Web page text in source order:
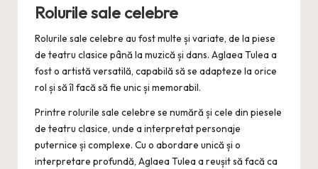
Rolurile sale celebre
Rolurile sale celebre au fost multe și variate, de la piese
de teatru clasice până la muzică și dans. Aglaea Tulea a
fost o artistă versatilă, capabilă să se adapteze la orice
rol și să îl facă să fie unic și memorabil.
Printre rolurile sale celebre se numără și cele din piesele
de teatru clasice, unde a interpretat personaje
puternice și complexe. Cu o abordare unică și o
interpretare profundă, Aglaea Tulea a reușit să facă ca